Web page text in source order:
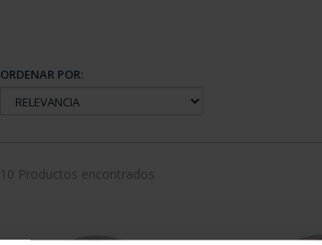
ORDENAR POR:
10 Productos encontrados